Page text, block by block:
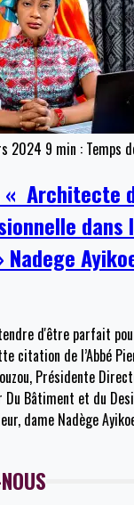
2024 9 min : Temps
: « Architecte
dans
d'être parfait
citation de l’Abbé
Présidente
Bâtiment et du
dame Nadège